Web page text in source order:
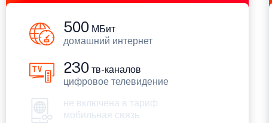
500 МБит
домашний интернет
230 тв-каналов
цифровое телевидение
не включена в тариф
мобильная связь